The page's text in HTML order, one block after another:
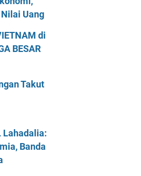
Uang
di
BESAR
Takut
Lahadalia:
Banda